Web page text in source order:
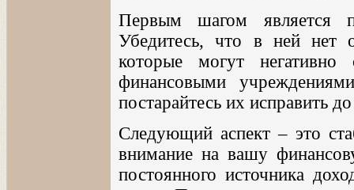
Первым шагом является
Убедитесь, что в ней нет
которые могут
финансовыми
постарайтесь их исправить
Следующий аспект – это
внимание на вашу
постоянного источника